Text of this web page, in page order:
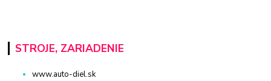
STROJE, ZARIADENIE
www.auto-diel.sk